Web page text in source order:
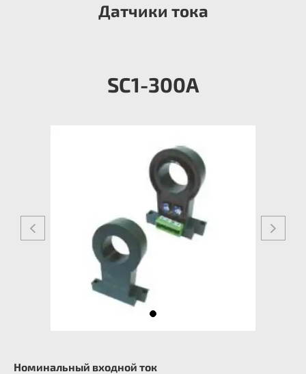
Датчики тока
SC1-300А
Номинальный входной ток